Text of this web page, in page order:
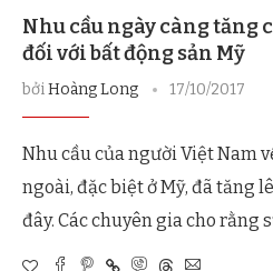
Nhu cầu ngày càng tăng
đối với bất động sản Mỹ
bởiHoàng Long 17/10/2017
Nhu cầu của người Việt Nam
ngoài, đặc biệt ở Mỹ, đã tăng
đây. Các chuyên gia cho rằng